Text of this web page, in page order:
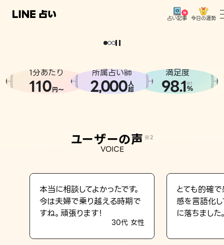
占い記事 今日の運勢
相談事例
LINE占いを開く
どうせなら
。
1分あたり
110円〜
所属占い師
2,000人
超
満足度
98.1※1
%
ユーザーの声 ※2
VOICE
本当に相談してよかったです。
今は夫婦で乗り越える時期で
すね。頑張ります！
30代 女性
とても的確
感を言語化
に落ちました